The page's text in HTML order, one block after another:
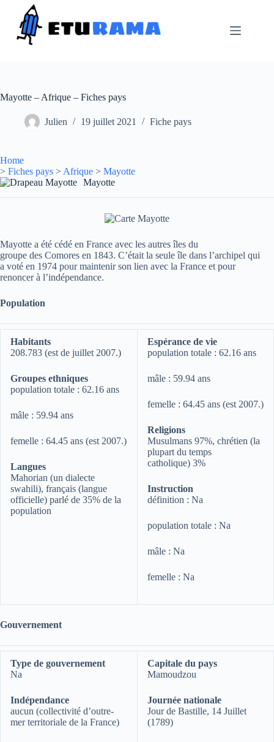
contenu
Mayotte – Afrique – Fiches pays
Julien 19 juillet 2021 Fiche pays
Home
> Fiches pays > Afrique > Mayotte
Mayotte
Mayotte a été cédé en France avec les autres îles du
groupe des Comores en 1843. C’était la seule île dans l’archipel qui
a voté en 1974 pour maintenir son lien avec la France et pour
renoncer à l’indépendance.
Population
Habitants
208.783 (est de juillet 2007.)
Groupes ethniques
population totale : 62.16 ans
mâle : 59.94 ans
femelle : 64.45 ans (est 2007.)
Langues
Mahorian (un dialecte
swahili), français (langue
officielle) parlé de 35% de la
population
Espérance de vie
population totale : 62.16 ans
mâle : 59.94 ans
femelle : 64.45 ans (est 2007.)
Religions
Musulmans 97%, chrétien (la
plupart du temps
catholique) 3%
Instruction
définition : Na
population totale : Na
mâle : Na
femelle : Na
Gouvernement
Type de gouvernement
Na
Indépendance
aucun (collectivité d’outre-
mer territoriale de la France)
Capitale du pays
Mamoudzou
Journée nationale
Jour de Bastille, 14 Juillet
(1789)